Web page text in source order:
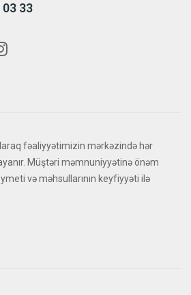
03 33
fəaliyyətimizin mərkəzində hər
Müştəri məmnuniyyətinə önəm
və məhsullarının keyfiyyəti ilə